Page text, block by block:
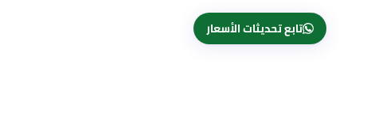
تابع تحديثات الأسعار